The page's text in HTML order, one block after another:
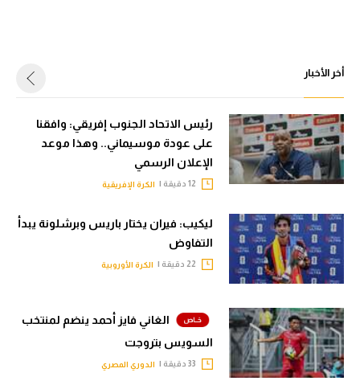
أخر الأخبار
رئيس الاتحاد الجنوب إفريقي: وافقنا
على عودة موسيماني.. وهذا موعد
الإعلان الرسمي
الكرة الإفريقية
ليكيب: فيران يختار باريس وبرشلونة يبدأ
التفاوض
الكرة الأوروبية
الغاني فايز أحمد ينضم لمنتخب
السويس بتروجت
الدوري المصري